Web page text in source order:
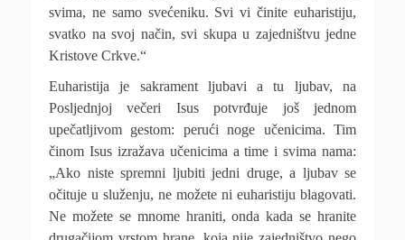
svima, ne samo svećeniku. Svi vi činite euharistiju,
svatko na svoj način, svi skupa u zajedništvu jedne
Kristove Crkve.“
Euharistija je sakrament ljubavi a tu ljubav, na
Posljednjoj večeri Isus potvrđuje još jednom
upečatljivom gestom: perući noge učenicima. Tim
činom Isus izražava učenicima a time i svima nama:
„Ako niste spremni ljubiti jedni druge, a ljubav se
očituje u služenju, ne možete ni euharistiju blagovati.
Ne možete se mnome hraniti, onda kada se hranite